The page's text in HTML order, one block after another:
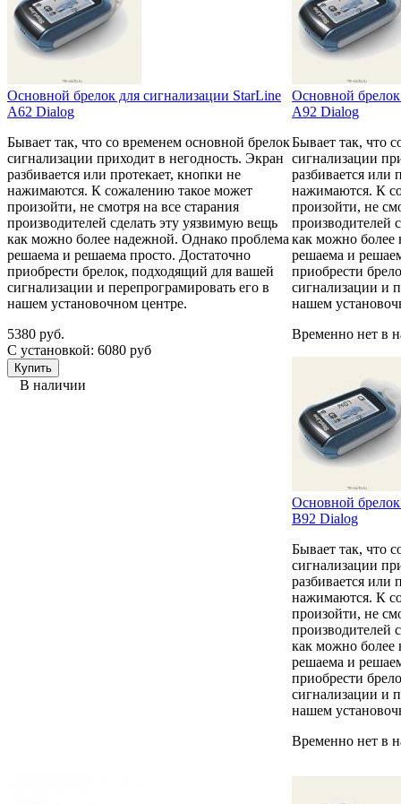
Основной брелок для сигнализации StarLine
A62 Dialog
Бывает так, что со временем основной брелок
сигнализации приходит в негодность. Экран
разбивается или протекает, кнопки не
нажимаются. К сожалению такое может
произойти, не смотря на все старания
производителей сделать эту уязвимую вещь
как можно более надежной. Однако проблема
решаема и решаема просто. Достаточно
приобрести брелок, подходящий для вашей
сигнализации и перепрограмировать его в
нашем установочном центре.
5380 руб.
С установкой: 6080 руб
В наличии
Основной
A92 Dialog
Бывает так, что
сигнализации
разбивается или
нажимаются. К
произойти, не
производителей
как можно более
решаема и
приобрести
сигнализации и
нашем
Временно нет в
Основной
B92 Dialog
Бывает так, что
сигнализации
разбивается или
нажимаются. К
произойти, не
производителей
как можно более
решаема и
приобрести
сигнализации и
нашем
Временно нет в